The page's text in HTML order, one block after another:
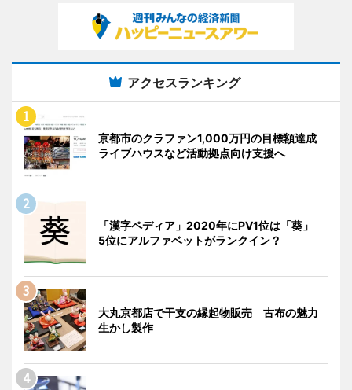
アクセスランキング
京都市のクラファン1,000万円の目標額達成
ライブハウスなど活動拠点向け支援へ
「漢字ペディア」2020年にPV1位は「葵」
5位にアルファベットがランクイン？
大丸京都店で干支の縁起物販売 古布の魅力
生かし製作